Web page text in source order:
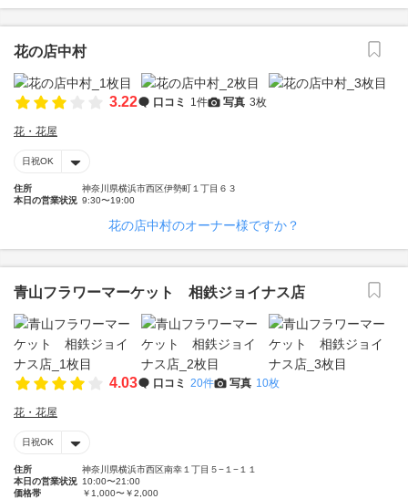
花の店中村
3.22 口コミ 1件 写真 3枚
花・花屋
日祝OK
住所
神奈川県横浜市西区伊勢町１丁目６３
本日の営業状況 9:30〜19:00
花の店中村のオーナー様ですか？
青山フラワーマーケット 相鉄ジョイナス店
4.03 口コミ 20件 写真 10枚
花・花屋
日祝OK
住所
神奈川県横浜市西区南幸１丁目５−１−１１
本日の営業状況 10:00〜21:00
価格帯
￥1,000〜￥2,000